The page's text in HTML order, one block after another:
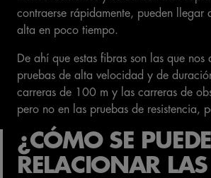
contraerse rápidamente, pueden llegar
alta en poco tiempo.
De ahí que estas fibras son las que nos
pruebas de alta velocidad y de
carreras de 100 m y las carreras de
pero no en las pruebas de resistencia,
¿CÓMO SE
RELACIONAR